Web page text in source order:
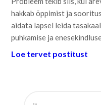
hakkab õppimist ja
aidata lapsel leida
puhkamise ja
Loe tervet postitust